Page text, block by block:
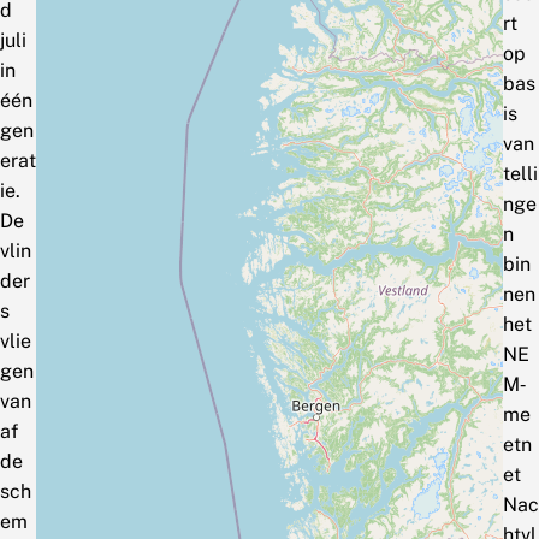
d
juli
in
één
gen
erat
ie.
De
vlin
der
s
vlie
gen
van
af
de
sch
em
rt
op
bas
is
van
telli
nge
n
bin
nen
het
NE
M‑
me
etn
et
Nac